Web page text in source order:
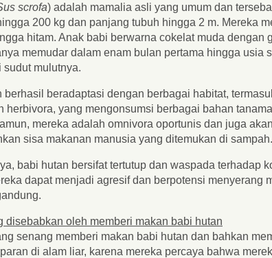
scrofa) adalah mamalia asli yang umum dan
200 kg dan panjang tubuh hingga 2 m. Mereka
hitam. Anak babi berwarna cokelat muda
memudar dalam enam bulan pertama hingga usia
sudut mulutnya.
berhasil beradaptasi dengan berbagai habitat,
herbivora, yang mengonsumsi berbagai bahan
mereka adalah omnivora oportunis dan juga
sisa makanan manusia yang ditemukan di sampah.
babi hutan bersifat tertutup dan waspada terhadap
dapat menjadi agresif dan berpotensi menyerang
disebabkan oleh memberi makan babi hutan
senang memberi makan babi hutan dan bahkan
di alam liar, karena mereka percaya bahwa